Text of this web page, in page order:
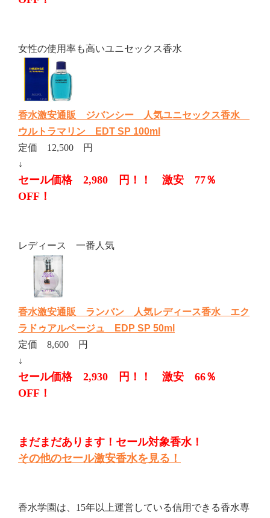
女性の使用率も高いユニセックス香水
香水激安通販 ジバンシー 人気ユニセックス香水
ウルトラマリン EDT SP 100ml
定価 12,500 円
↓
セール価格 2,980 円！！ 激安 77％
OFF！
レディース 一番人気
香水激安通販 ランバン 人気レディース香水 エク
ラドゥアルページュ EDP SP 50ml
定価 8,600 円
↓
セール価格 2,930 円！！ 激安 66％
OFF！
まだまだあります！セール対象香水！
その他のセール激安香水を見る！
香水学園は、15年以上運営している信用できる香水専